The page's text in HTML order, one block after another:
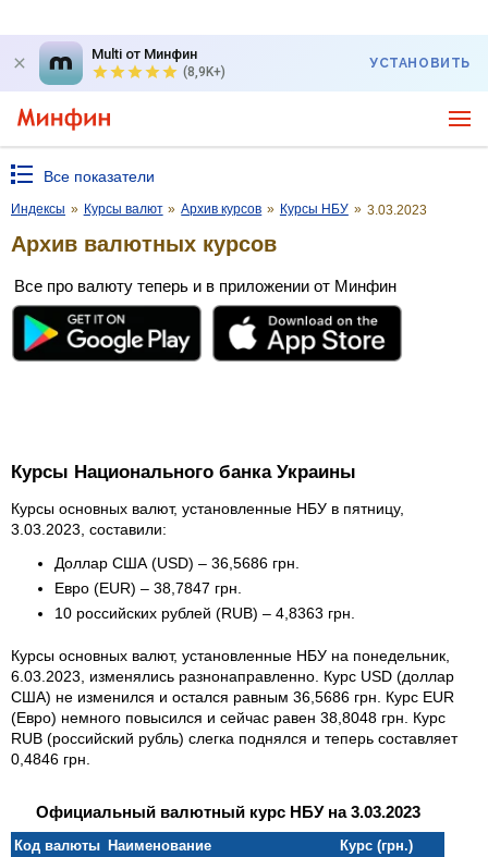
Multi от Минфин
(8,9K+)
УСТАНОВИТЬ
Все показатели
Индексы » Курсы валют » Архив курсов » Курсы НБУ » 3.03.2023
Архив валютных курсов
Все про валюту теперь и в приложении от Минфин
Курсы Национального банка Украины
Курсы основных валют, установленные НБУ в пятницу,
3.03.2023, составили:
Доллар США (USD) – 36,5686 грн.
Евро (EUR) – 38,7847 грн.
10 российских рублей (RUB) – 4,8363 грн.
Курсы основных валют, установленные НБУ на понедельник,
6.03.2023, изменялись разнонаправленно. Курс USD (доллар
США) не изменился и остался равным 36,5686 грн. Курс EUR
(Евро) немного повысился и сейчас равен 38,8048 грн. Курс
RUB (российский рубль) слегка поднялся и теперь составляет
0,4846 грн.
Официальный валютный курс НБУ на 3.03.2023
Код валюты Наименование
Курс (грн.)